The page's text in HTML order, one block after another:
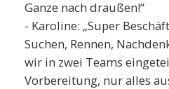
Ganze nach draußen!“
- Karoline: „Super
Suchen, Rennen,
wir in zwei Teams
Vorbereitung, nur alles